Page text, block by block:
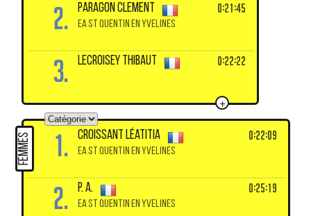
2. PARAGON Clement
EA ST QUENTIN EN YVELINES
0:21:45
3. LECROISEY Thibaut 0:22:22
+
FEMMES 1. CROISSANT Léatitia
EA ST QUENTIN EN YVELINES
0:22:09
2. P. A.
EA ST QUENTIN EN YVELINES
0:25:19